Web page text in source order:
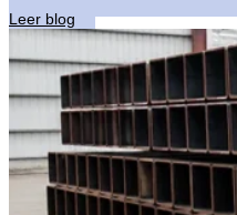
Leer blog